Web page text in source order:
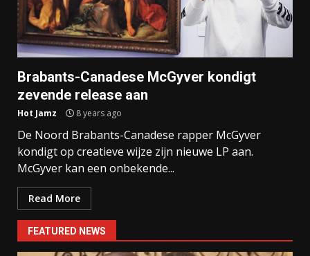
Brabants-Canadese McGyver kondigt
zevende release aan
Hot Jamz 8 years ago
De Noord Brabants-Canadese rapper McGyver
kondigt op creatieve wijze zijn nieuwe LP aan.
McGyver kan een onbekende...
Read More
FEATURED NEWS